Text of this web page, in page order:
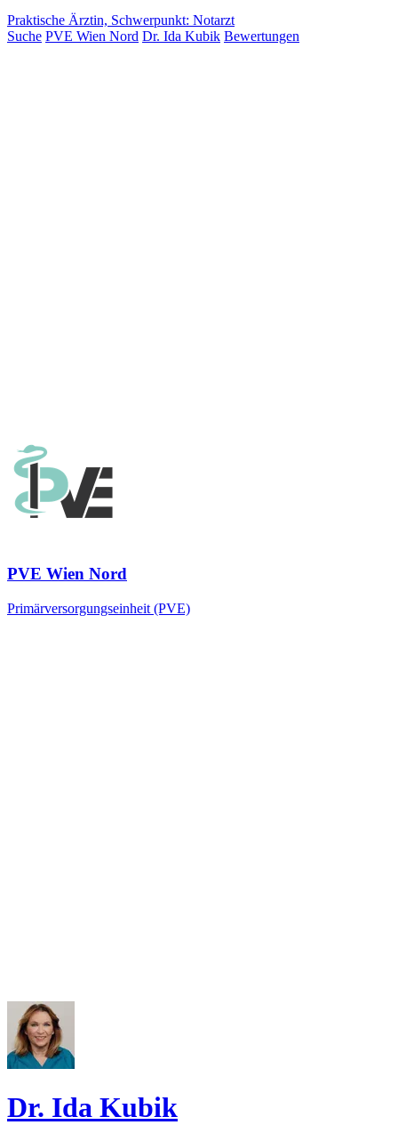
Praktische Ärztin, Schwerpunkt: Notarzt
Suche PVE Wien Nord Dr. Ida Kubik Bewertungen
PVE Wien Nord
Primärversorgungseinheit (PVE)
Dr. Ida Kubik